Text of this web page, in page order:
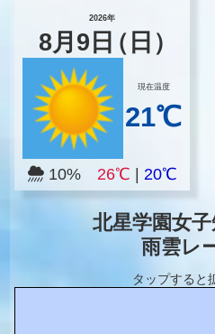
2026年
8月 9 日（日）
現在温度
21℃
10% 26℃ 20℃
北星学園女
雨雲レ
タップすると